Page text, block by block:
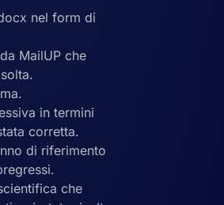
nel form di
MailUP che
in termini
corretta.
di riferimento
che